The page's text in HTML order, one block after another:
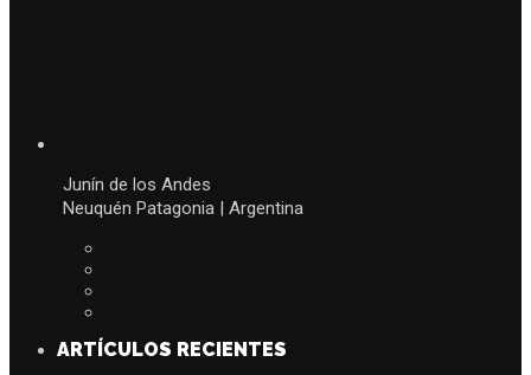
Junín de los Andes
Neuquén Patagonia | Argentina
ARTÍCULOS RECIENTES